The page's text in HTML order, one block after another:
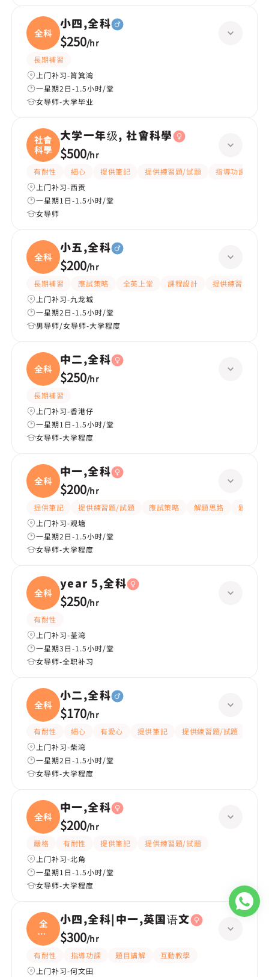
全科
小四,全科
$250/hr
長期補習
上门补习-筲箕湾
一星期2日-1.5小时/堂
女导师-大学毕业
社會
科學
大学一年级, 社會科學
$500/hr
有耐性 細心 提供筆記 提供練習題/試題 指導功課
上门补习-西贡
一星期1日-1.5小时/堂
女导师
全科
小五,全科
$200/hr
長期補習 應試策略 全英上堂 課程設計
提供練習題/試題
上门补习-九龙城
一星期2日-1.5小时/堂
男导师/女导师-大学程度
全科
中二,全科
$250/hr
長期補習
上门补习-香港仔
一星期1日-1.5小时/堂
女导师-大学程度
全科
中一,全科
$200/hr
提供筆記 提供練習題/試題 應試策略 解題思路
題目講解
上门补习-观塘
一星期2日-1.5小时/堂
女导师-大学程度
全科
year 5,全科
$250/hr
有耐性
上门补习-荃湾
一星期3日-1.5小时/堂
女导师-全职补习
全科
小二,全科
$170/hr
有耐性 細心 有愛心 提供筆記 提供練習題/試題
上门补习-柴湾
一星期2日-1.5小时/堂
女导师-大学程度
全科
中一,全科
$200/hr
嚴格 有耐性 提供筆記
提供練習題/試題
上门补习-北角
一星期1日-1.5小时/堂
女导师-大学程度
全
科|
中一
小四,全科|中一,英国语文
$300/hr
有耐性 指導功課 題目講解
互動教學
上门补习-何文田